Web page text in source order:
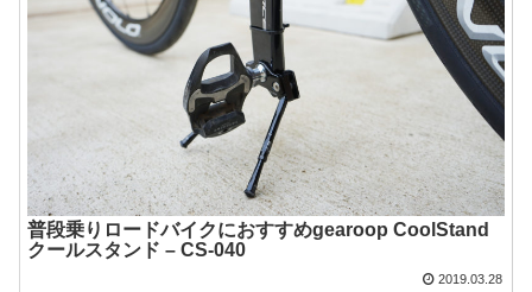
普段乗りロードバイクにおすすめgearoop CoolStand
クールスタンド – CS-040
2019.03.28